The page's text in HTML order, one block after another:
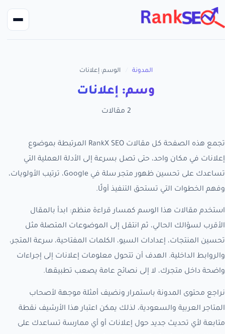
المدونة الوسم: إعلانات
وسم: إعلانات
2 مقالات
تجمع هذه الصفحة كل مقالات RankX SEO المرتبطة بموضوع
إعلانات في مكان واحد، حتى تصل بسرعة إلى الأدلة العملية التي
تساعدك على تحسين ظهور متجر سلة في Google، ترتيب الأولويات،
وفهم الخطوات التي تستحق التنفيذ أولًا.
استخدم مقالات هذا الوسم كمسار قراءة منظم: ابدأ بالمقال
الأقرب لسؤالك الحالي، ثم انتقل إلى الموضوعات المتصلة مثل
تحسين المنتجات، إعدادات السيو، الكلمات المفتاحية، سرعة المتجر،
والروابط الداخلية. الهدف أن تتحول معلومات إعلانات إلى إجراءات
واضحة داخل متجرك، لا إلى نصائح عامة يصعب تطبيقها.
نراجع محتوى المدونة باستمرار ونضيف أمثلة موجهة لأصحاب
المتاجر العربية والسعودية، لذلك يمكن اعتبار هذا الأرشيف نقطة
متابعة لأي تحديث جديد حول إعلانات أو أي ممارسة تساعدك على